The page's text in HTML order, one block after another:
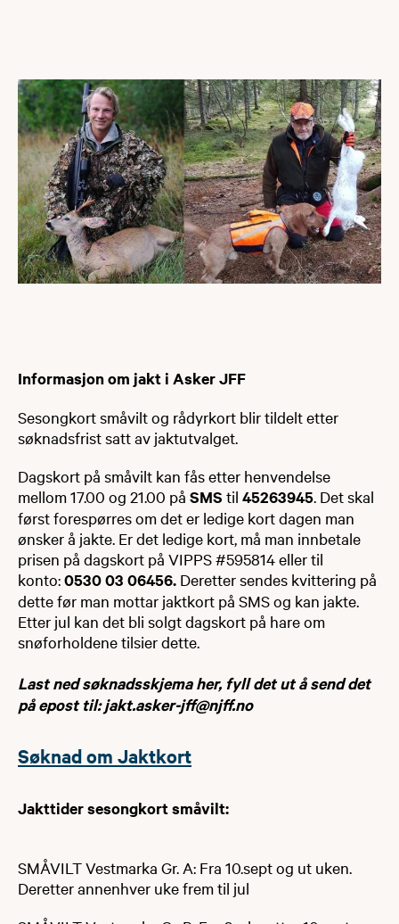
Informasjon om jakt i Asker JFF
Sesongkort småvilt og rådyrkort blir til​delt etter
søknadsfrist satt av jaktutvalget.​
Dagskort på småvilt kan fås etter henvendelse
mellom 17.00 og 21.00 på SMS til 45263945 . Det skal
først forespørres om det er ledige kort dagen man
ønsker å jakte. Er det ledige kort, må man innbetale
prisen på dagskort på VIPPS #595814 eller til
konto:0530 03 06456. Deretter sendes kvittering på
dette før man mottar jaktkort på SMS og kan jakte.
Etter jul kan det bli solgt dagskort på hare om
snøforholdene tilsier dette.
Last ned søknadsskjema her, fyll det ut å send det
på epost til: jakt.asker-jff@njff.no
Søknad om Jaktkort
Jakttider sesongkort småvilt:
SMÅVILT Vestmarka Gr. A: Fra 10.sept og ut uken.
Deretter annenhver uke frem til jul